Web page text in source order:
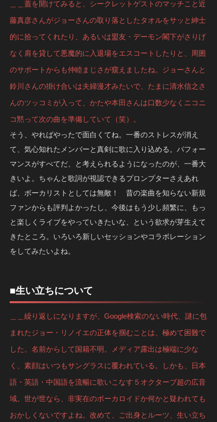
＿＿蓋を開けてみると、シークレットゲストのマッチこと近
藤真彦さんがジョーさんの取り落としたタオルをサッと紳士
的に拾ってくれたり、あるいは盟友・デーモン閣下がさりげ
なく肩を貸して悪魔的に入退場をエスコートしたりと、周囲
のサポートからも仲睦まじさが窺えましたね。ジョーさんと
鈴川さんの掛け合いは夫婦漫才みたいで、たまに清水信之さ
んのツッコミが入って、かたや本田さんは口数少なくニコニ
コ黙って次の曲を準備していて（笑）。
そう、やればやったで面白くてね。一番のストレスが消え
て、気心知れたメンバーと真剣に歌に入り込める。パフォー
マンスがすべてだ、と考えられるようになったのが、一番大
きいよ。ちゃんと歌詞が視認できるプロンプターさえあれ
ば、ボーカリストとしては無敵！ 昔の楽曲を知らない新規
ファンからも評判よかったし、今後はもう少し頻繁に、もっ
と楽しくライブをやっていきたいな、という欲求が芽生えて
きたところ。いろいろ新しいセッションやコラボレーション
をしてみたいよね。
■生い立ちについて
＿＿繰り返しになりますが、Google検索のない時代、謎に包
まれたジョー・リノイエの正体を掴むことは、極めて困難で
した。名前からして国籍不明。メディア露出は極端に少な
く、素顔はいつもサングラスに覆われている。しかも、日本
語・英語・中国語を流暢に歌いこなす５オクターブ超の広音
域。世が世なら、非実在のボーカロイドか何かと疑われても
おかしくないですよね。改めて、ご出身とルーツ、生い立ち